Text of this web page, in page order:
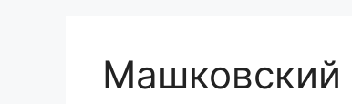
Машковский